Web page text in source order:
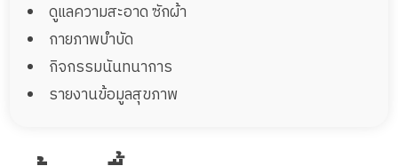
ดูแลความสะอาด ซักผ้า
กายภาพบำบัด
กิจกรรมนันทนาการ
รายงานข้อมูลสุขภาพ